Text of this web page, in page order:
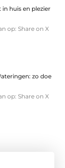
huis en plezier
op: Share on X
zo doe
op: Share on X